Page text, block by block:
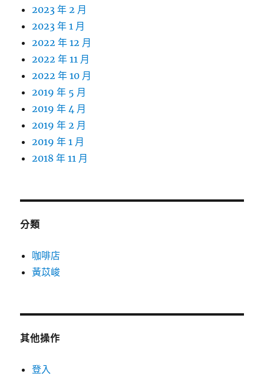
2023 年 2 月
2023 年 1 月
2022 年 12 月
2022 年 11 月
2022 年 10 月
2019 年 5 月
2019 年 4 月
2019 年 2 月
2019 年 1 月
2018 年 11 月
分類
咖啡店
黃苡峻
其他操作
登入